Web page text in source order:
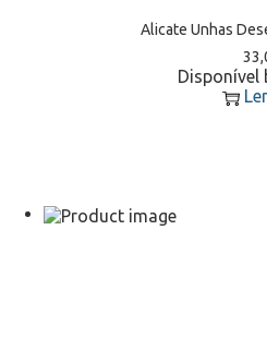
Alicate Unhas
Disponível